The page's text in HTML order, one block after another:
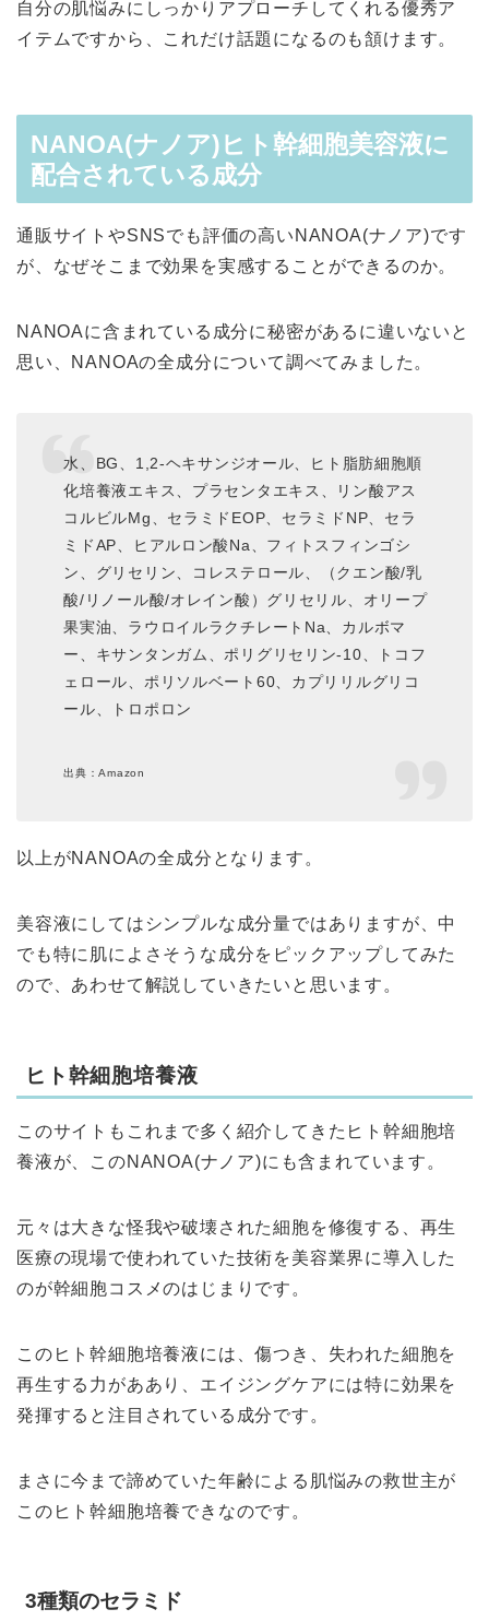
自分の肌悩みにしっかりアプローチしてくれる優秀ア
イテムですから、これだけ話題になるのも頷けます。
NANOA(ナノア)ヒト幹細胞美容液に
配合されている成分
通販サイトやSNSでも評価の高いNANOA(ナノア)です
が、なぜそこまで効果を実感することができるのか。
NANOAに含まれている成分に秘密があるに違いないと
思い、NANOAの全成分について調べてみました。
水、BG、1,2-ヘキサンジオール、ヒト脂肪細胞順
化培養液エキス、プラセンタエキス、リン酸アス
コルビルMg、セラミドEOP、セラミドNP、セラ
ミドAP、ヒアルロン酸Na、フィトスフィンゴシ
ン、グリセリン、コレステロール、（クエン酸/乳
酸/リノール酸/オレイン酸）グリセリル、オリープ
果実油、ラウロイルラクチレートNa、カルボマ
ー、キサンタンガム、ポリグリセリン-10、トコフ
ェロール、ポリソルベート60、カプリリルグリコ
ール、トロポロン
出典：Amazon
以上がNANOAの全成分となります。
美容液にしてはシンプルな成分量ではありますが、中
でも特に肌によさそうな成分をピックアップしてみた
ので、あわせて解説していきたいと思います。
ヒト幹細胞培養液
このサイトもこれまで多く紹介してきたヒト幹細胞培
養液が、このNANOA(ナノア)にも含まれています。
元々は大きな怪我や破壊された細胞を修復する、再生
医療の現場で使われていた技術を美容業界に導入した
のが幹細胞コスメのはじまりです。
このヒト幹細胞培養液には、傷つき、失われた細胞を
再生する力がああり、エイジングケアには特に効果を
発揮すると注目されている成分です。
まさに今まで諦めていた年齢による肌悩みの救世主が
このヒト幹細胞培養できなのです。
3種類のセラミド